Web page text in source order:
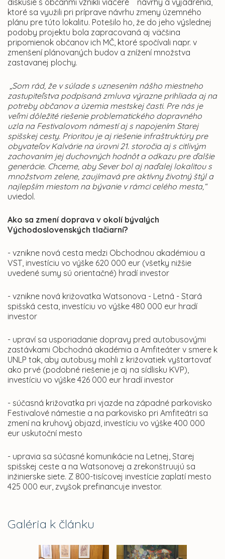
Galéria k článku
diskusie s občanmi vznikli viaceré návrhy a vyjadrenia,
ktoré sa využili pri príprave návrhu zmeny územného
plánu pre túto lokalitu. Potešilo ho, že do jeho výslednej
podoby projektu bola zapracovaná aj väčšina
pripomienok občanov ich MČ, ktoré spočívali napr. v
zmenšení plánovaných budov a znížení množstva
zastavanej plochy.
„Som rád, že v súlade s uznesením nášho miestneho
zastupiteľstva podpísaná zmluva výrazne prihliada aj na
potreby občanov a územia mestskej časti. Pre nás je
veľmi dôležité riešenie problematického dopravného
uzla na Festivalovom námestí aj s napojením Starej
spišskej cesty. Prioritou je aj riešenie infraštruktúry pre
obyvateľov Kalvárie na úrovni 21. storočia aj s citlivým
zachovaním jej duchovných hodnôt a odkazu pre ďalšie
generácie. Chceme, aby Sever bol aj naďalej lokalitou s
množstvom zelene, zaujímavá pre aktívny životný štýl a
najlepším miestom na bývanie v rámci celého mesta,“
uviedol.
Ako sa zmení doprava v okolí bývalých
Východoslovenských tlačiarní?
- vznikne nová cesta medzi Obchodnou akadémiou a
VST, investíciu vo výške 620 000 eur (všetky nižšie
uvedené sumy sú orientačné) hradí investor
- vznikne nová križovatka Watsonova - Letná - Stará
spišská cesta, investíciu vo výške 480 000 eur hradí
investor
- upraví sa usporiadanie dopravy pred autobusovými
zastávkami Obchodná akadémia a Amfiteáter v smere k
UNLP tak, aby autobusy mohli z križovatiek vyštartovať
ako prvé (podobné riešenie je aj na sídlisku KVP),
investíciu vo výške 426 000 eur hradí investor
- súčasná križovatka pri vjazde na západné parkovisko
Festivalové námestie a na parkovisko pri Amfiteátri sa
zmení na kruhový objazd, investíciu vo výške 400 000
eur uskutoční mesto
- upravia sa súčasné komunikácie na Letnej, Starej
spišskej ceste a na Watsonovej a zrekonštruujú sa
inžinierske siete. Z 800-tisícovej investície zaplatí mesto
425 000 eur, zvyšok prefinancuje investor.